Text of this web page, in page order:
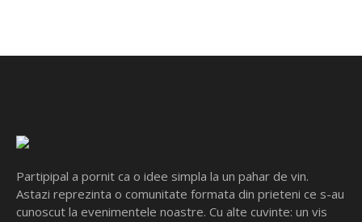
Partipipal a pornit ca o idee simpla la un pahar de vin.
Astazi reprezinta o comunitate formata din prieteni ce s-au
cunoscut la evenimentele noastre. Cu alte cuvinte: un vis